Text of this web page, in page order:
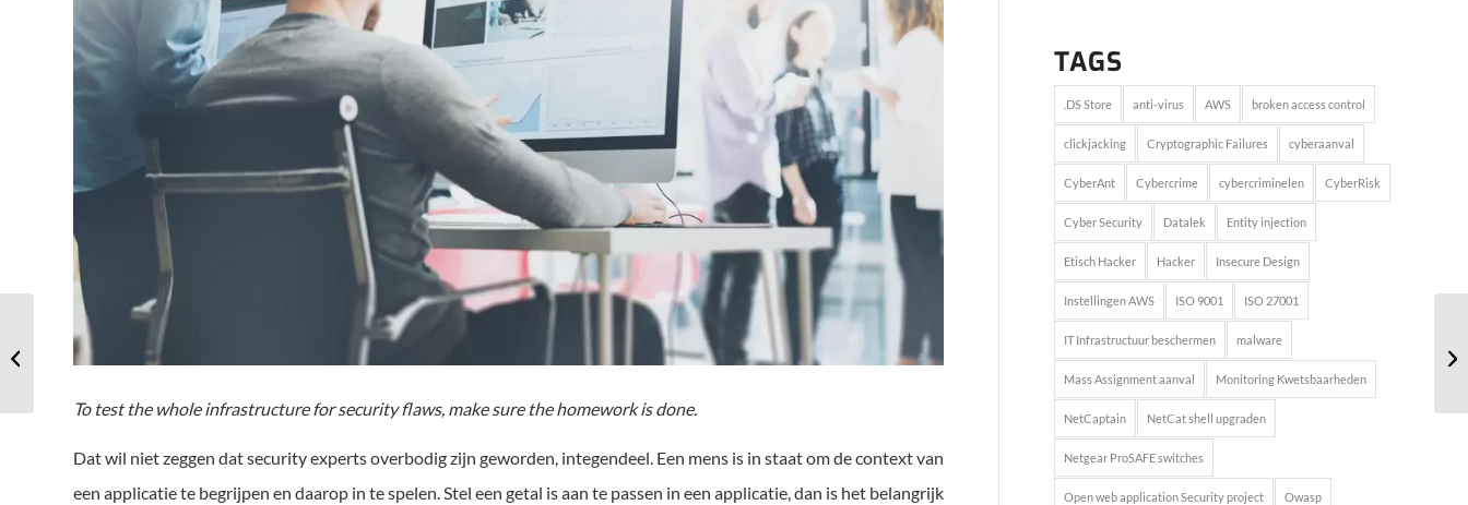
To test the whole infrastructure for security flaws, make sure the homework is done.
Dat wil niet zeggen dat security experts overbodig zijn geworden, integendeel. Een mens is in staat om de context van
een applicatie te begrijpen en daarop in te spelen. Stel een getal is aan te passen in een applicatie, dan is het belangrijk
TAGS
.DS Store anti-virus AWS broken access control
clickjacking Cryptographic Failures cyberaanval
CyberAnt Cybercrime cybercriminelen CyberRisk
Cyber Security Datalek Entity injection
Etisch Hacker Hacker Insecure Design
Instellingen AWS ISO 9001 ISO 27001
IT Infrastructuur beschermen malware
Mass Assignment aanval Monitoring Kwetsbaarheden
NetCaptain NetCat shell upgraden
Netgear ProSAFE switches
Open web application Security project Owasp
Owasp Top 10